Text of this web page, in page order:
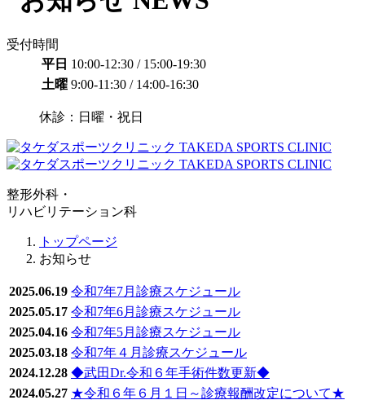
受付時間
平日 10:00-12:30 / 15:00-19:30
土曜 9:00-11:30 / 14:00-16:30
休診：日曜・祝日
整形外科・
リハビリテーション科
トップページ
お知らせ
2025.06.19 令和7年7月診療スケジュール
2025.05.17 令和7年6月診療スケジュール
2025.04.16 令和7年5月診療スケジュール
2025.03.18 令和7年４月診療スケジュール
2024.12.28 ◆武田Dr.令和６年手術件数更新◆
2024.05.27 ★令和６年６月１日～診療報酬改定について★